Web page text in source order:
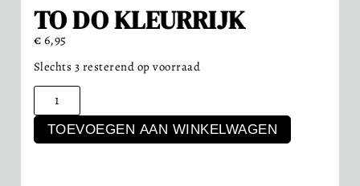
TO DO KLEURRIJK
€6,95
Slechts 3 resterend op voorraad
TOEVOEGEN AAN WINKELWAGEN